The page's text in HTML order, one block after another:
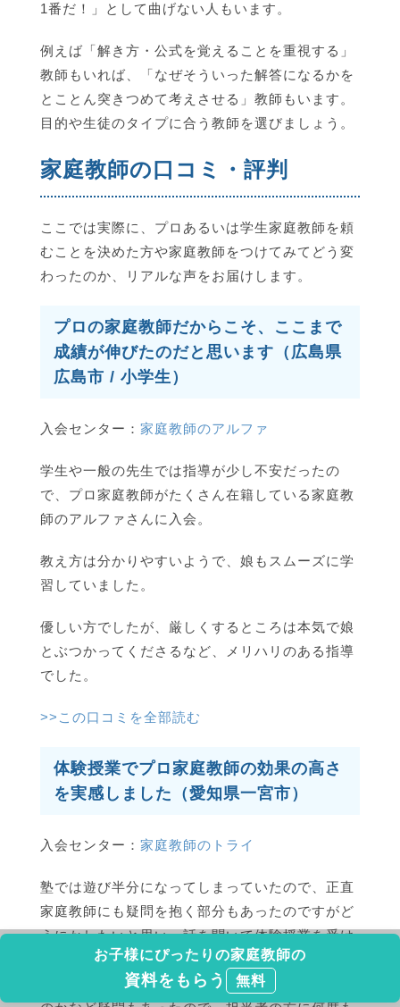
1番だ！」として曲げない人もいます。
例えば「解き方・公式を覚えることを重視する」
教師もいれば、「なぜそういった解答になるかを
とことん突きつめて考えさせる」教師もいます。
目的や生徒のタイプに合う教師を選びましょう。
家庭教師の口コミ・評判
ここでは実際に、プロあるいは学生家庭教師を頼
むことを決めた方や家庭教師をつけてみてどう変
わったのか、リアルな声をお届けします。
プロの家庭教師だからこそ、ここまで
成績が伸びたのだと思います（広島県
広島市 / 小学生）
入会センター： 家庭教師のアルファ
学生や一般の先生では指導が少し不安だったの
で、プロ家庭教師がたくさん在籍している家庭教
師のアルファさんに入会。
教え方は分かりやすいようで、娘もスムーズに学
習していました。
優しい方でしたが、厳しくするところは本気で娘
とぶつかってくださるなど、メリハリのある指導
でした。
>>この口コミを全部読む
体験授業でプロ家庭教師の効果の高さ
を実感しました（愛知県一宮市）
入会センター： 家庭教師のトライ
塾では遊び半分になってしまっていたので、正直
家庭教師にも疑問を抱く部分もあったのですがど
うにかしたいと思い、話を聞いて体験授業を受け
てみることにしました。プロ家庭教師による指導
と言っても、プロとは何なのか、金額の分伸びる
お子様にぴったりの家庭教師の
資料をもらう 無料